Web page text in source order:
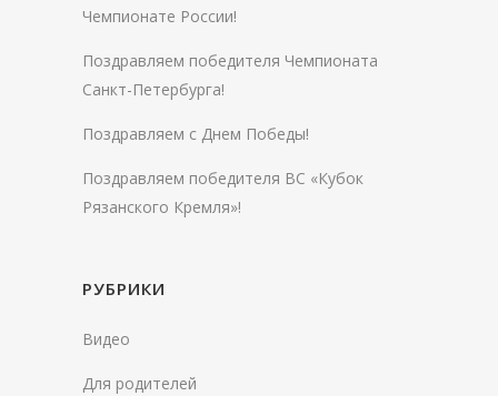
Чемпионате России!
Поздравляем победителя Чемпионата
Санкт-Петербурга!
Поздравляем с Днем Победы!
Поздравляем победителя ВС «Кубок
Рязанского Кремля»!
РУБРИКИ
Видео
Для родителей